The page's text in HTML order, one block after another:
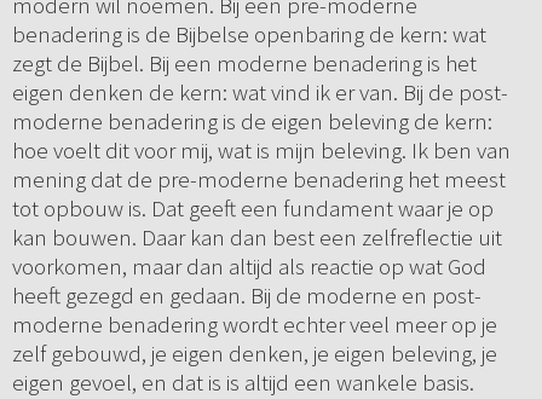
benadering is de Bijbelse openbaring de kern: wat
zegt de Bijbel. Bij een moderne benadering is het
eigen denken de kern: wat vind ik er van. Bij de post-
moderne benadering is de eigen beleving de kern:
hoe voelt dit voor mij, wat is mijn beleving. Ik ben van
mening dat de pre-moderne benadering het meest
tot opbouw is. Dat geeft een fundament waar je op
kan bouwen. Daar kan dan best een zelfreflectie uit
voorkomen, maar dan altijd als reactie op wat God
heeft gezegd en gedaan. Bij de moderne en post-
moderne benadering wordt echter veel meer op je
zelf gebouwd, je eigen denken, je eigen beleving, je
eigen gevoel, en dat is is altijd een wankele basis.